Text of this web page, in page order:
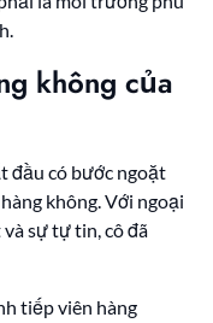
không của
đầu có bước ngoặt
không. Với ngoại
sự tự tin, cô đã
tiếp viên hàng